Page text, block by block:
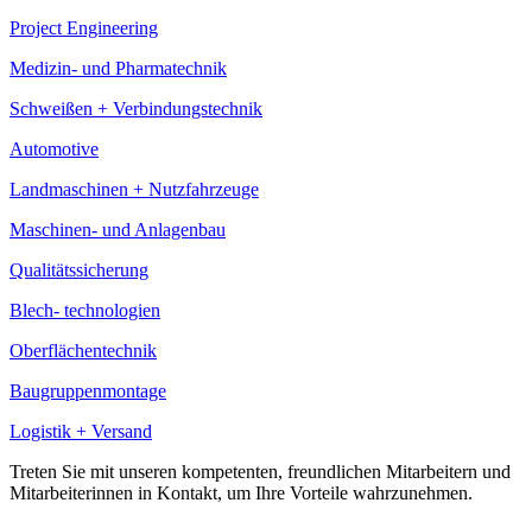
Project Engineering
Medizin- und Pharmatechnik
Schweißen + Verbindungstechnik
Automotive
Landmaschinen + Nutzfahrzeuge
Maschinen- und Anlagenbau
Qualitätssicherung
Blech- technologien
Oberflächentechnik
Baugruppenmontage
Logistik + Versand
Treten Sie mit unseren kompetenten, freundlichen Mitarbeitern und
Mitarbeiterinnen in Kontakt, um Ihre Vorteile wahrzunehmen.